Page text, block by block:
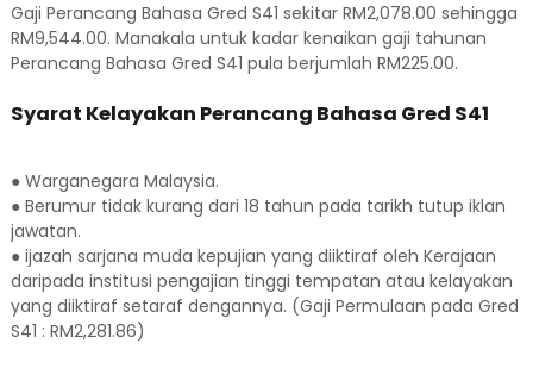
Gaji Perancang Bahasa Gred S41 sekitar RM2,078.00 sehingga
RM9,544.00. Manakala untuk kadar kenaikan gaji tahunan
Perancang Bahasa Gred S41 pula berjumlah RM225.00.
Syarat Kelayakan Perancang Bahasa Gred S41
● Warganegara Malaysia.
● Berumur tidak kurang dari 18 tahun pada tarikh tutup iklan
jawatan.
● ijazah sarjana muda kepujian yang diiktiraf oleh Kerajaan
daripada institusi pengajian tinggi tempatan atau kelayakan
yang diiktiraf setaraf dengannya. (Gaji Permulaan pada Gred
S41 : RM2,281.86)